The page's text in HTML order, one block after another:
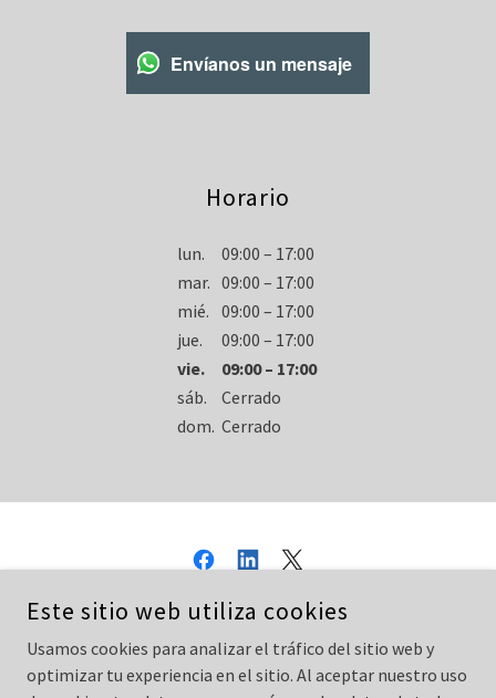
Envíanos un mensaje
Horario
lun.
09:00 – 17:00
mar. 09:00 – 17:00
mié. 09:00 – 17:00
jue.
09:00 – 17:00
vie.
09:00 – 17:00
sáb.
Cerrado
dom. Cerrado
IXSY.ORG.MX
MÉRIDA, YUCATÁN, MÉXICO
Este sitio web utiliza cookies
Usamos cookies para analizar el tráfico del sitio web y
optimizar tu experiencia en el sitio. Al aceptar nuestro uso